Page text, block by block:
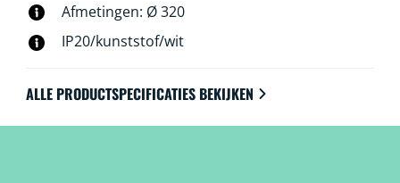
Afmetingen: Ø 320
IP20/kunststof/wit
ALLE PRODUCTSPECIFICATIES BEKIJKEN